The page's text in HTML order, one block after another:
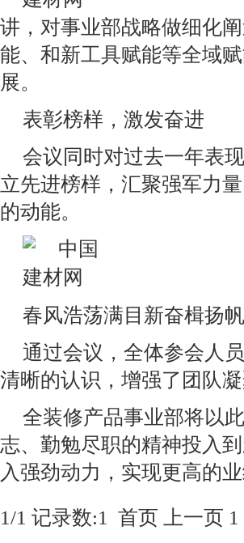
讲，对事业部战略做细化
能、和新工具赋能等全域
展。
表彰榜样，激发奋进
会议同时对过去一年表
立先进榜样，汇聚强军力
的动能。
春风浩荡满目新奋楫扬
通过会议，全体参会人
清晰的认识，增强了团队
全装修产品事业部将以
志、勤勉尽职的精神投入
入强劲动力，实现更高的业
1/1 记录数:1 首页 上一页 1